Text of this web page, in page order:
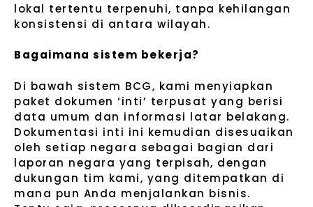
lokal tertentu terpenuhi, tanpa kehilangan
konsistensi di antara wilayah.
Bagaimana sistem bekerja?
Di bawah sistem BCG, kami menyiapkan
paket dokumen ‘inti’ terpusat yang berisi
data umum dan informasi latar belakang.
Dokumentasi inti ini kemudian disesuaikan
oleh setiap negara sebagai bagian dari
laporan negara yang terpisah, dengan
dukungan tim kami, yang ditempatkan di
mana pun Anda menjalankan bisnis.